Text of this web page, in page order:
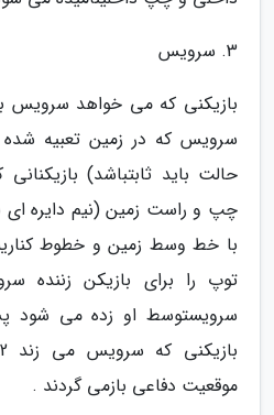
3. سرویس
بازیکنی که می خواهد سرویس
سرویس که در زمین تعبیه
حالت باید ثابتباشد)
با خط وسط زمین و خطوط
توپ را برای بازیکن زننده
سرویستوسط او زده می شود
موقعیت دفاعی بازمی گردند .